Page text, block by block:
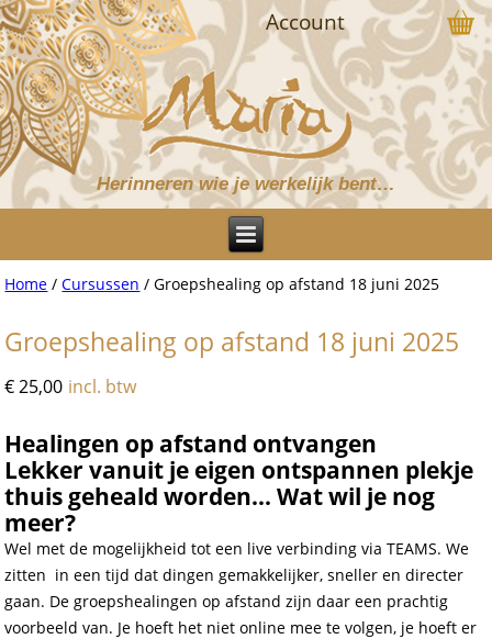
Herinneren wie je werkelijk bent…
Account
Home /Cursussen / Groepshealing op afstand 18 juni 2025
Groepshealing op afstand 18 juni 2025
€25,00 incl. btw
Healingen op afstand ontvangen
Lekker vanuit je eigen ontspannen plekje
thuis geheald worden... Wat wil je nog
meer?
Wel met de mogelijkheid tot een live verbinding via TEAMS. We
zitten in een tijd dat dingen gemakkelijker, sneller en directer
gaan. De groepshealingen op afstand zijn daar een prachtig
voorbeeld van. Je hoeft het niet online mee te volgen, je hoeft er